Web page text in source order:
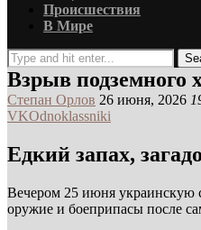
Происшествия
В Мире
Взрыв подземного
Степан Орлов 26 июня, 2026
VKOdnoklassniki
Едкий запах,
Вечером 25 июня украинскую
оружие и боеприпасы после